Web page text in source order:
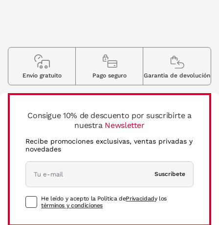
Consigue 10% de descuento por suscribirte a
nuestra Newsletter
Recibe promociones exclusivas, ventas privadas y
novedades
Suscríbete
He leído y acepto la Política dePrivacidady los
términos y condiciones
Envio gratuito Pago seguro Garantia de devolución